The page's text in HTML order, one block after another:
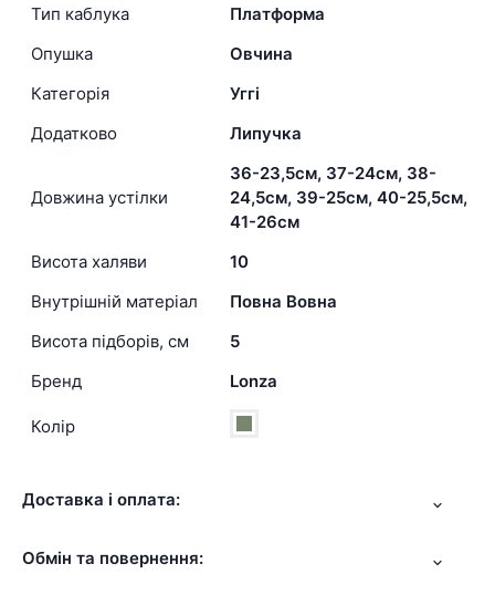
Тип каблука
Платформа
Опушка
Овчина
Категорія
Уггі
Додатково
Липучка
Довжина устілки
36-23,5см, 37-24см, 38-
24,5см, 39-25см, 40-25,5см,
41-26см
Висота халяви
10
Внутрішній матеріал
Повна Вовна
Висота підборів, см
5
Бренд
Lonza
Колір
Доставка і оплата:
Обмін та повернення: